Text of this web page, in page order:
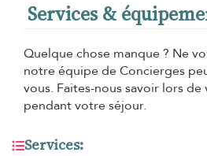
Services &
Quelque chose manque ? Ne
notre équipe de Concierges
vous. Faites-nous savoir lors
pendant votre séjour.
Services: